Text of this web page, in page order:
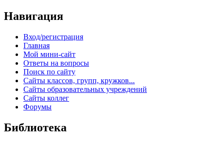
Навигация
Вход/регистрация
Главная
Мой мини-сайт
Ответы на вопросы
Поиск по сайту
Сайты классов, групп, кружков...
Сайты образовательных учреждений
Сайты коллег
Форумы
Библиотека